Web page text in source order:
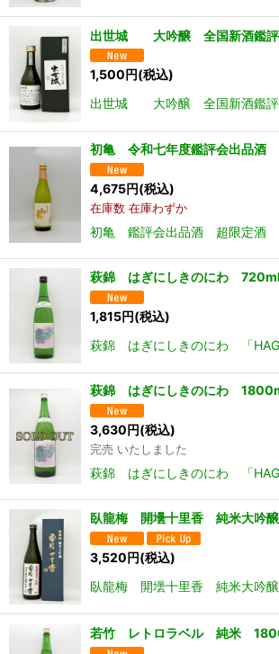
出世城 大吟醸 全国新酒鑑
1,500 円(税込)
出世城 大吟醸 全国新酒鑑評
初亀 令和七年度鑑評会出品
4,675円(税込)
在庫数 在庫わずか
初亀 鑑評会出品酒 超限定酒
萩錦 はぎにしきのにわ 720ml
1,815円(税込)
萩錦 はぎにしきのにわ 「
萩錦 はぎにしきのにわ
3,630円(税込)
完売 いたしました
萩錦 はぎにしきのにわ 「
臥龍梅 開壜十里香 純米大吟
3,520円(税込)
臥龍梅 開壜十里香 純米大吟
若竹 レトロラベル 純米